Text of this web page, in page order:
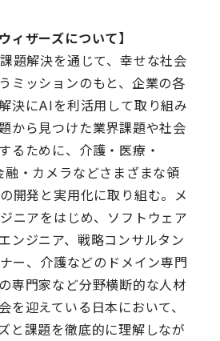
ィザーズについて】
題解決を通じて、幸せな社会
ミッションのもと、企業の各
決にAIを利活用して取り組み
から見つけた業界課題や社会
るために、介護・医療・
・カメラなどさまざまな領
開発と実用化に取り組む。メ
ニアをはじめ、ソフトウェア
ンジニア、戦略コンサルタン
ー、介護などのドメイン専門
専門家など分野横断的な人材
を迎えている日本において、
と課題を徹底的に理解しなが